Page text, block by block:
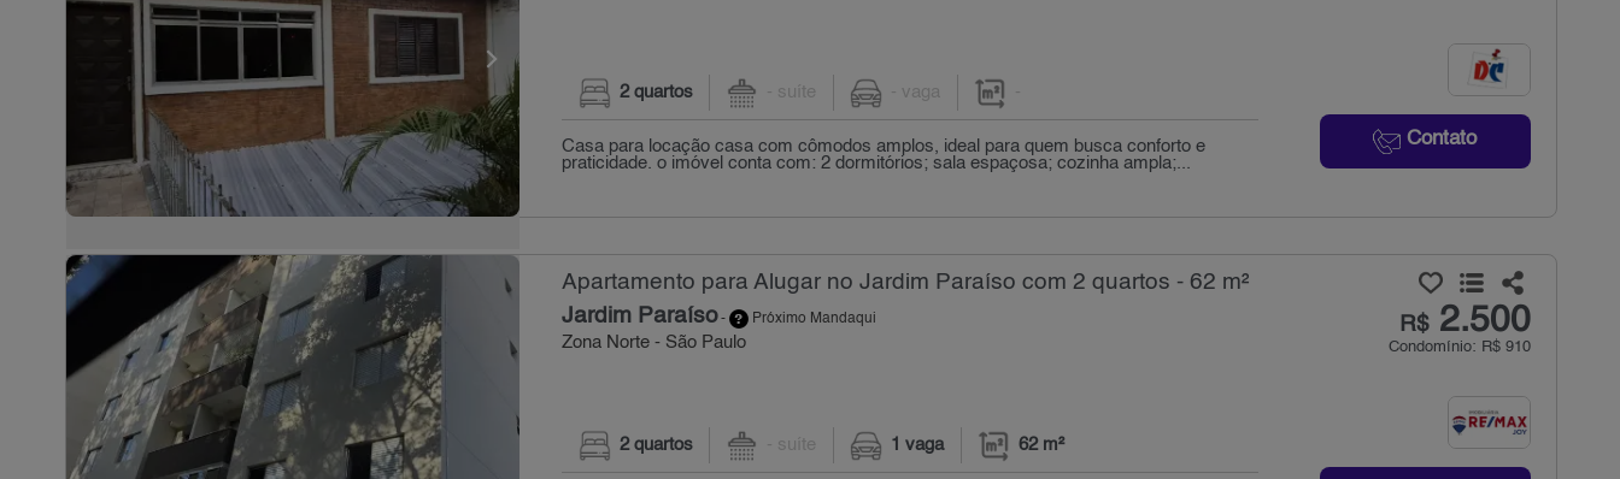
Contato
2 quartos - suíte - vaga -
Casa para locação casa com cômodos amplos, ideal para quem busca conforto e
praticidade. o imóvel conta com: 2 dormitórios; sala espaçosa; cozinha ampla;...
Apartamento para Alugar no Jardim Paraíso com 2 quartos - 62 m²
Jardim Paraíso- Próximo Mandaqui
Zona Norte - São Paulo
R$2.500
Condomínio: R$ 910
2 quartos - suíte 1 vaga 62 m²